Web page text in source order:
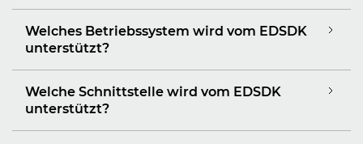
Welches Betriebssystem wird vom EDSDK
unterstützt?
Welche Schnittstelle wird vom EDSDK
unterstützt?